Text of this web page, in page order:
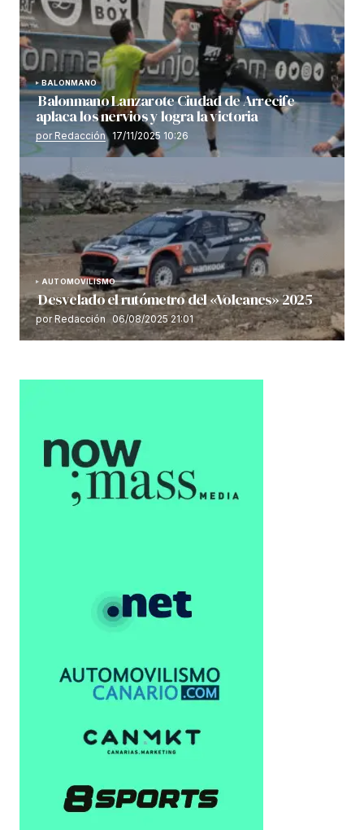
BALONMANO
Balonmano Lanzarote Ciudad de Arrecife
aplaca los nervios y logra la victoria
por Redacción 17/11/2025 10:26
AUTOMOVILISMO
Desvelado el rutómetro del «Volcanes» 2025
por Redacción 06/08/2025 21:01